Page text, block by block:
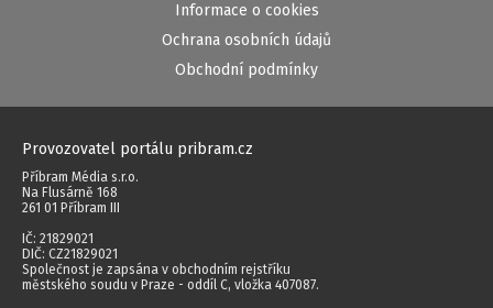
Informace o cookies
Ochrana osobních údajů
Obchodní podmínky
Provozovatel portálu pribram.cz
Příbram Média s.r.o.
Na Flusárně 168
261 01 Příbram III
IČ: 21829021
DIČ: CZ21829021
Společnost je zapsána v obchodním rejstříku
městského soudu v Praze - oddíl C, vložka 407087.